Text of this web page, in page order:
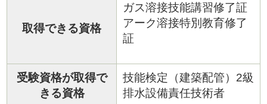
取得できる資格
ガス溶接技能講習修了証
アーク溶接特別教育修了
証
受験資格が取得で
きる資格
技能検定（建築配管）2級
排水設備責任技術者